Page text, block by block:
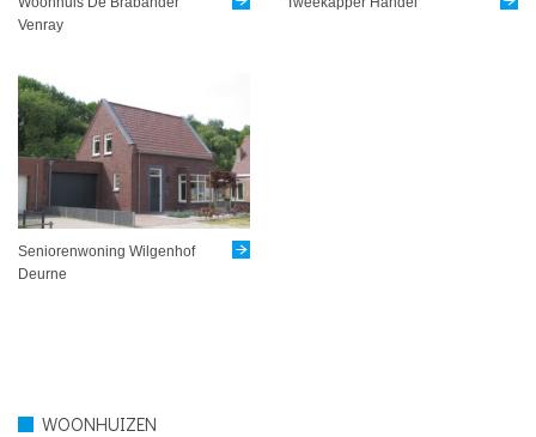
Venray
Seniorenwoning Wilgenhof
Deurne
WOONHUIZEN